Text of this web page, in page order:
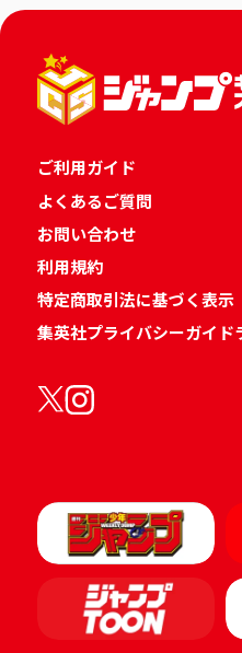
ご利用ガイド
よくあるご質問
お問い合わせ
利用規約
特定商取引法に基づく表示
集英社プライバシーガイド